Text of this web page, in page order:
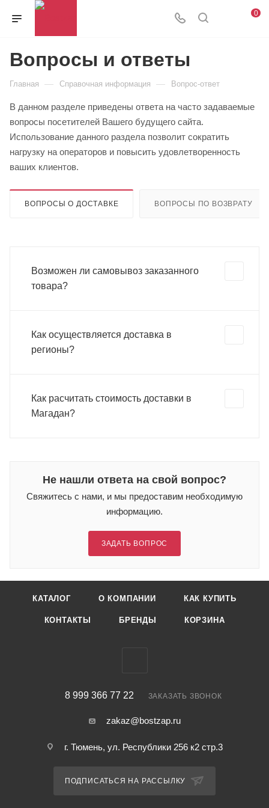
0
Вопросы и ответы
Главная — Справочная информация — Вопрос-ответ
В данном разделе приведены ответа на часто задаваемые
вопросы посетителей Вашего будущего сайта.
Использование данного раздела позволит сократить
нагрузку на операторов и повысить удовлетворенность
ваших клиентов.
ВОПРОСЫ О ДОСТАВКЕ ВОПРОСЫ ПО ВОЗВРАТУ
Возможен ли самовывоз заказанного
товара?
Как осуществляется доставка в
регионы?
Как расчитать стоимость доставки в
Магадан?
Не нашли ответа на свой вопрос?
Свяжитесь с нами, и мы предоставим необходимую
информацию.
ЗАДАТЬ ВОПРОС
КАТАЛОГ О КОМПАНИИ КАК КУПИТЬ
КОНТАКТЫ БРЕНДЫ КОРЗИНА
8 999 366 77 22 ЗАКАЗАТЬ ЗВОНОК
zakaz@bostzap.ru
г. Тюмень, ул. Республики 256 к2 стр.3
ПОДПИСАТЬСЯ НА РАССЫЛКУ